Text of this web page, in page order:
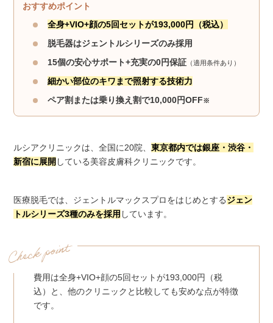
おすすめポイント
全身+VIO+顔の5回セットが193,000円（税込）
脱毛器はジェントルシリーズのみ採用
15個の安心サポート+充実の0円保証 （適用条件あり）
細かい部位のキワまで照射する技術力
ペア割または乗り換え割で10,000円OFF※
ルシアクリニックは、全国に20院、東京都内では銀座・渋谷・
新宿に展開 している美容皮膚科クリニックです。
医療脱毛では、ジェントルマックスプロをはじめとするジェン
トルシリーズ3種のみを採用 しています。
費用は全身+VIO+顔の5回セットが193,000円（税
込）と、他のクリニックと比較しても安めな点が特徴
です。